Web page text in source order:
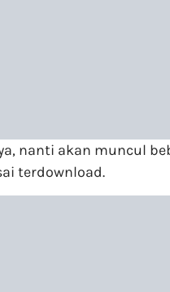
nanti akan muncul
terdownload.